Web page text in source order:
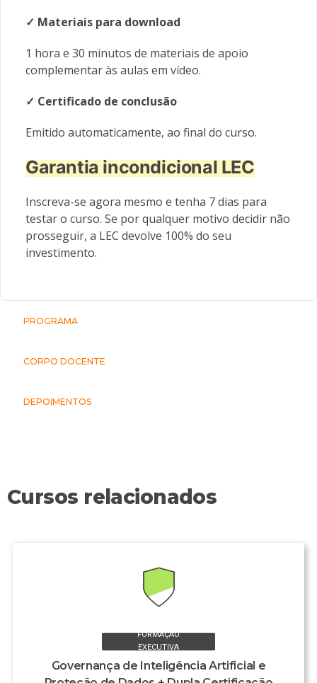
✓ Materiais para download
1 hora e 30 minutos de materiais de apoio
complementar às aulas em vídeo.
✓ Certificado de conclusão
Emitido automaticamente, ao final do curso.
Garantia incondicional LEC
Inscreva-se agora mesmo e tenha 7 dias para
testar o curso. Se por qualquer motivo decidir não
prosseguir, a LEC devolve 100% do seu
investimento.
PROGRAMA
CORPO DOCENTE
DEPOIMENTOS
Cursos relacionados
FORMAÇÃO
EXECUTIVA
Governança de Inteligência Artificial e